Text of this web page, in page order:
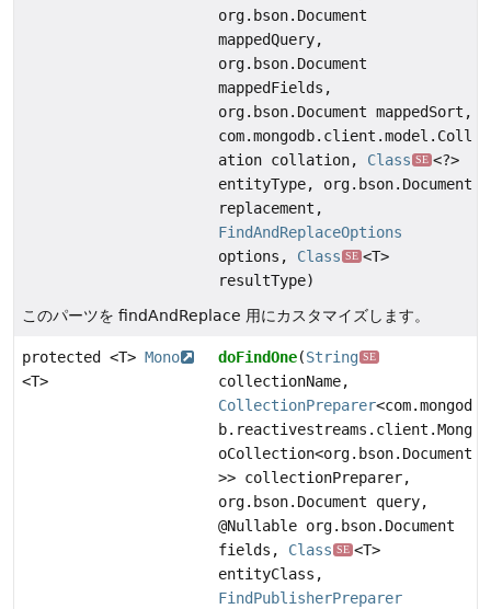
org.bson.Document
mappedQuery,
org.bson.Document
mappedFields,
org.bson.Document mappedSort,
com.mongodb.client.model.Coll
ation collation, Class SE <?>
entityType, org.bson.Document
replacement,
FindAndReplaceOptions
options, Class SE <T>
resultType)
このパーツを findAndReplace 用にカスタマイズします。
protected <T> Mono
<T>
doFindOne(String SE
collectionName,
CollectionPreparer<com.mongod
b.reactivestreams.client.Mong
oCollection<org.bson.Document
>> collectionPreparer,
org.bson.Document query,
@Nullable org.bson.Document
fields, Class SE <T>
entityClass,
FindPublisherPreparer